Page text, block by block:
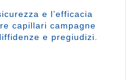
e l’efficacia
capillari campagne
e pregiudizi.